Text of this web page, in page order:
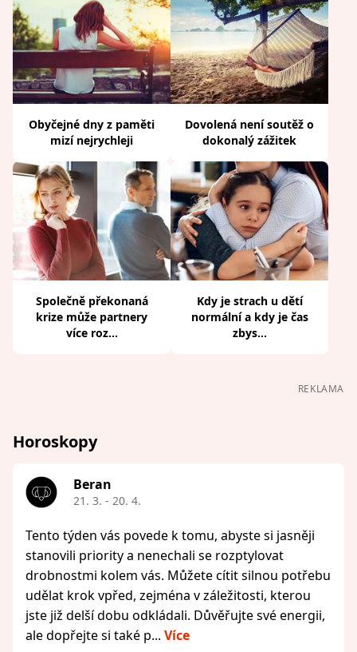
Obyčejné dny z paměti
mizí nejrychleji
Dovolená není soutěž o
dokonalý zážitek
Společně překonaná
krize může partnery
více roz...
Kdy je strach u dětí
normální a kdy je čas
zbys...
REKLAMA
Horoskopy
Beran
21. 3. - 20. 4.
Tento týden vás povede k tomu, abyste si jasněji
stanovili priority a nenechali se rozptylovat
drobnostmi kolem vás. Můžete cítit silnou potřebu
udělat krok vpřed, zejména v záležitosti, kterou
jste již delší dobu odkládali. Důvěřujte své energii,
ale dopřejte si také p... Více